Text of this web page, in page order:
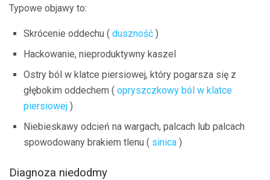
Typowe objawy to:
Skrócenie oddechu ( duszność )
Hackowanie, nieproduktywny kaszel
Ostry ból w klatce piersiowej, który pogarsza się z
głębokim oddechem ( opryszczkowy ból w klatce
piersiowej )
Niebieskawy odcień na wargach, palcach lub palcach
spowodowany brakiem tlenu ( sinica )
Diagnoza niedodmy